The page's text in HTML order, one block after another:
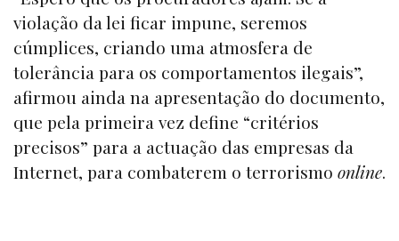
violação da lei ficar impune, seremos
cúmplices, criando uma atmosfera de
tolerância para os comportamentos ilegais”,
afirmou ainda na apresentação do documento,
que pela primeira vez define “critérios
precisos” para a actuação das empresas da
Internet, para combaterem o terrorismo online.